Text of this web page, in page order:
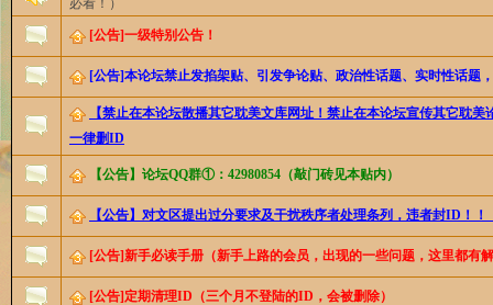
必看！）
[公告]一级特别公告！
[公告]本论坛禁止发掐架贴、引发争论贴、政治性话题、实时性话题
【禁止在本论坛散播其它耽美文库网址！禁止在本论坛宣传其它耽美
一律删ID
【公告】论坛QQ群①：42980854（敲门砖见本贴内）
【公告】对文区提出过分要求及干扰秩序者处理条列，违者封ID！！
[公告]新手必读手册（新手上路的会员，出现的一些问题，这里都有
[公告]定期清理ID（三个月不登陆的ID，会被删除）